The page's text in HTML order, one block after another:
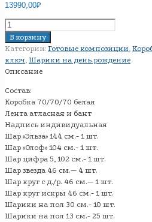
13990,00₽
Количество
товара
"Коробка
и
фотозона
сердце"
В корзину
Категории: Готовые композиции,
ключ, Шарики на день рождение
Описание
Состав:
Коробка 70/70/70 белая
Лента атласная и бант
Надпись индивидуальная
Шар «Эльза» 144 см.- 1 шт.
Шар «Олоф» 104 см.- 1 шт.
Шар цифра 5, 102 см.- 1 шт.
Шар звезда 46 см.— 4 шт.
Шар круг с д./р. 46 см.— 1 шт.
Шар круг искры 46 см.- 1 шт.
Шарики на пол 30 см.- 10 шт.
Шарики на пол 13 см.- 25 шт.